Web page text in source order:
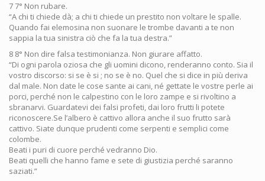
7 7° Non rubare.
“A chi ti chiede dà; a chi ti chiede un prestito non voltare le spalle.
Quando fai elemosina non suonare le trombe davanti a te non
sappia la tua sinistra ciò che fa la tua destra.”
8 8° Non dire falsa testimonianza. Non giurare affatto.
“Di ogni parola oziosa che gli uomini dicono, renderanno conto. Sia il
vostro discorso: si se è si ; no se è no. Quel che si dice in più deriva
dal male. Non date le cose sante ai cani, né gettate le vostre perle ai
porci, perché non le calpestino con le loro zampe e si rivoltino a
sbranarvi. Guardatevi dei falsi profeti, dai loro frutti li potete
riconoscere.Se l’albero è cattivo allora anche il suo frutto sarà
cattivo. Siate dunque prudenti come serpenti e semplici come
colombe.
Beati i puri di cuore perché vedranno Dio.
Beati quelli che hanno fame e sete di giustizia perché saranno
saziati.”